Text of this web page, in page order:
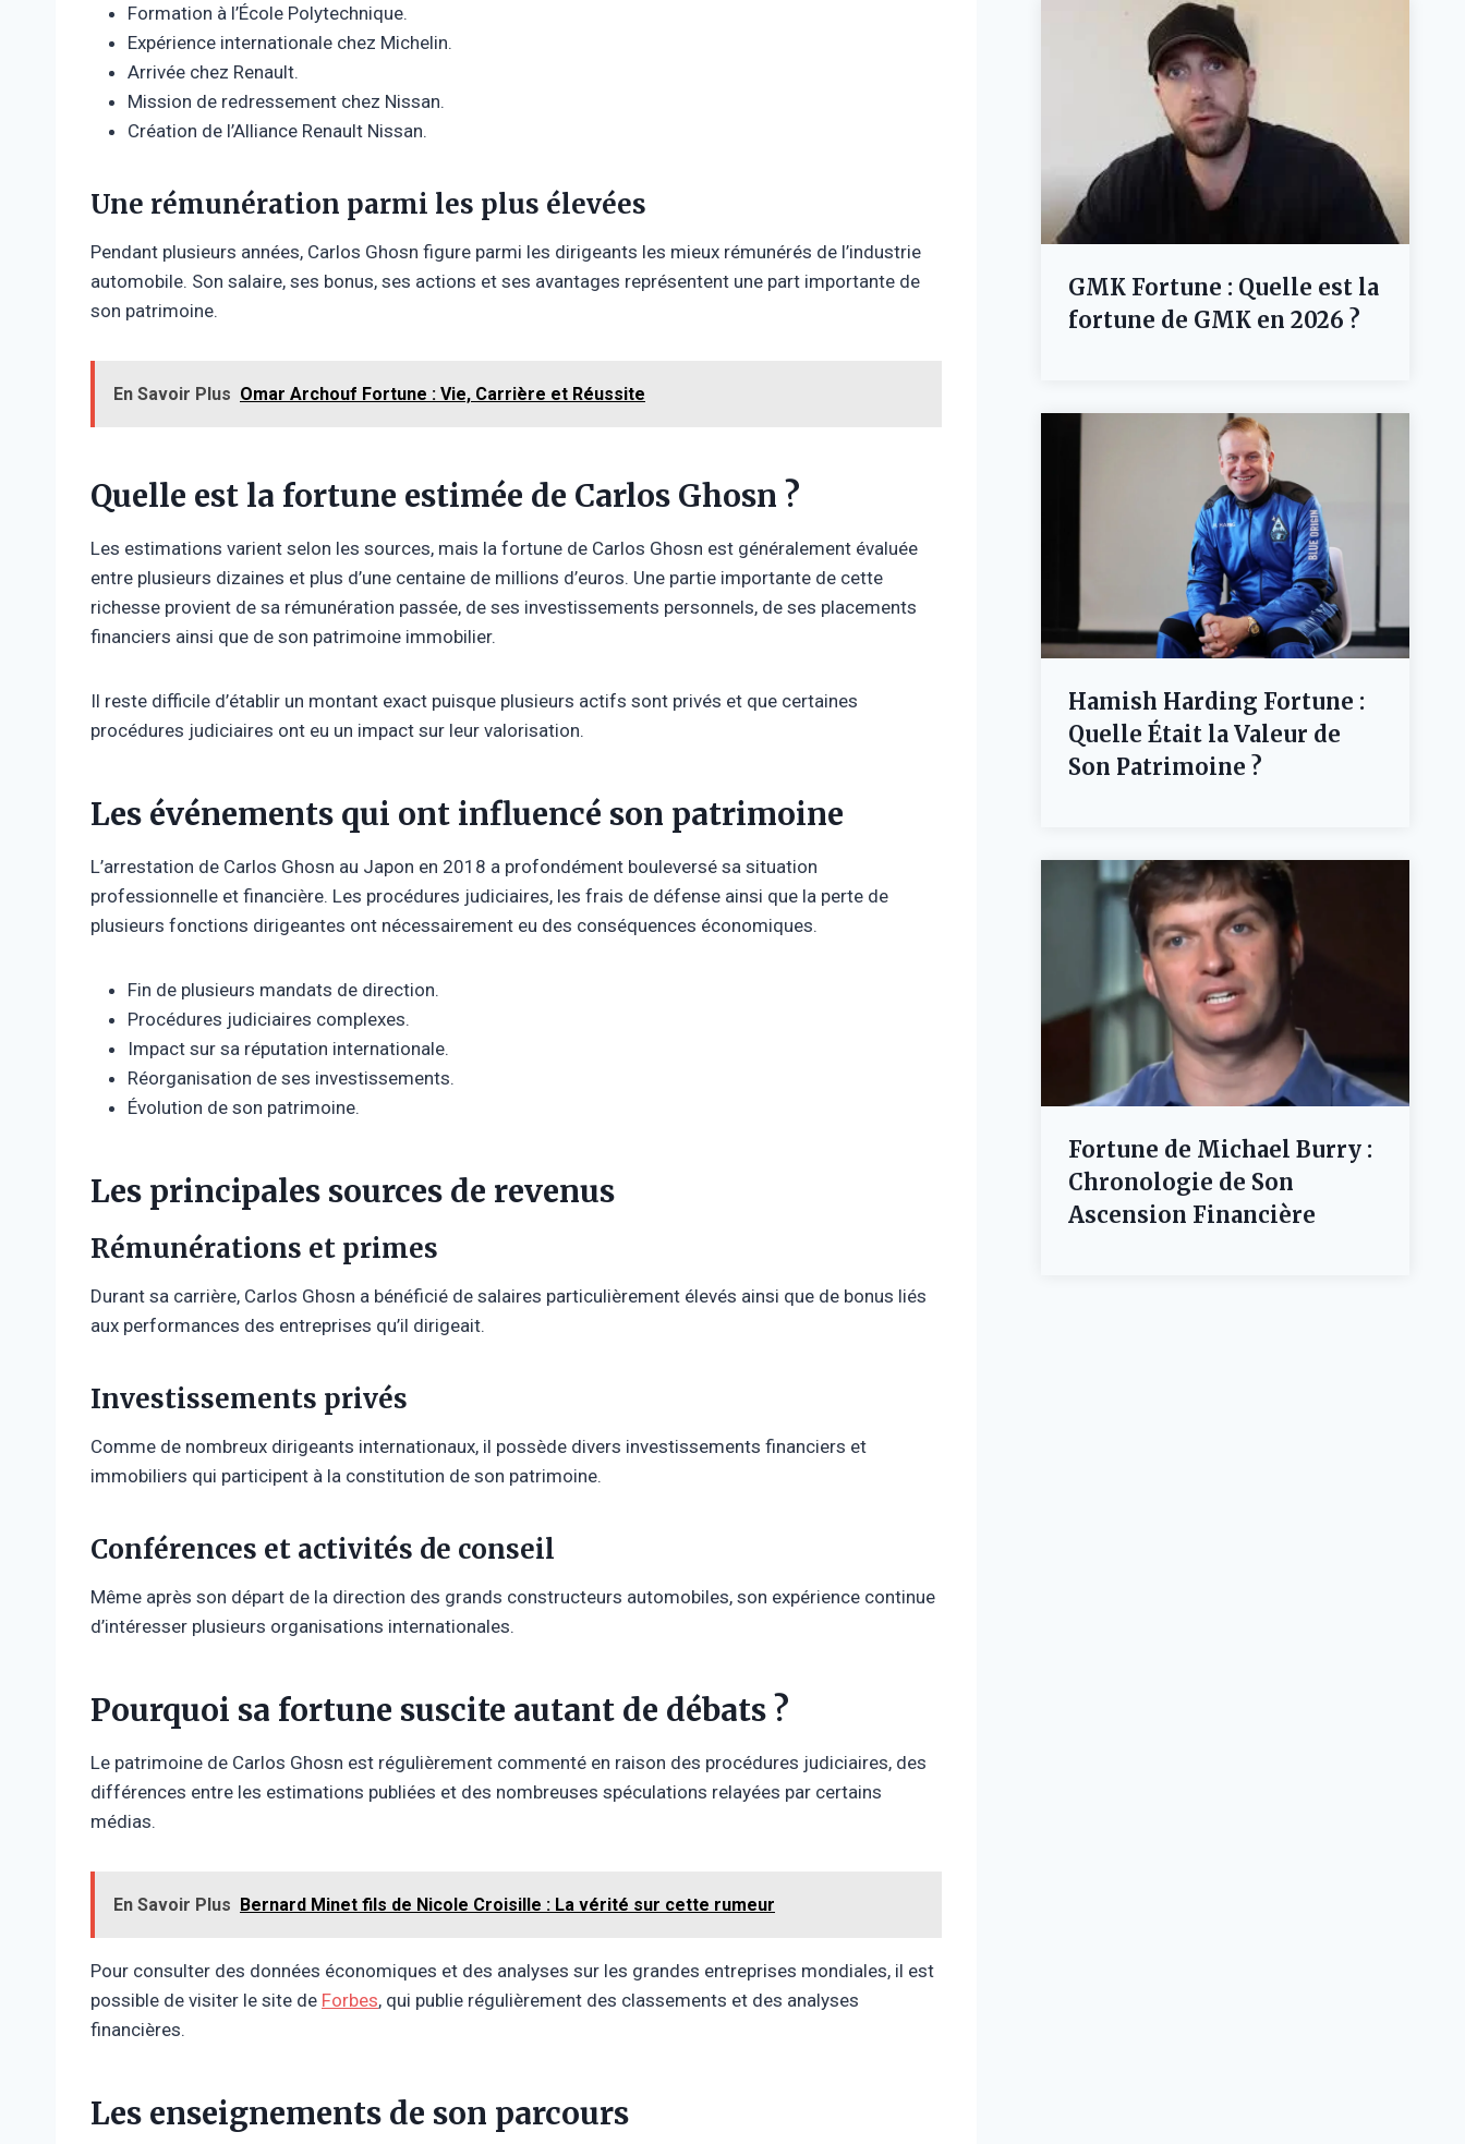
Formation à l’École Polytechnique.
Expérience internationale chez Michelin.
Arrivée chez Renault.
Mission de redressement chez Nissan.
Création de l’Alliance Renault Nissan.
Une rémunération parmi les plus élevées
Pendant plusieurs années, Carlos Ghosn figure parmi les dirigeants les mieux rémunérés de l’industrie
automobile. Son salaire, ses bonus, ses actions et ses avantages représentent une part importante de
son patrimoine.
En Savoir Plus Omar Archouf Fortune : Vie, Carrière et Réussite
Quelle est la fortune estimée de Carlos Ghosn ?
Les estimations varient selon les sources, mais la fortune de Carlos Ghosn est généralement évaluée
entre plusieurs dizaines et plus d’une centaine de millions d’euros. Une partie importante de cette
richesse provient de sa rémunération passée, de ses investissements personnels, de ses placements
financiers ainsi que de son patrimoine immobilier.
Il reste difficile d’établir un montant exact puisque plusieurs actifs sont privés et que certaines
procédures judiciaires ont eu un impact sur leur valorisation.
Les événements qui ont influencé son patrimoine
L’arrestation de Carlos Ghosn au Japon en 2018 a profondément bouleversé sa situation
professionnelle et financière. Les procédures judiciaires, les frais de défense ainsi que la perte de
plusieurs fonctions dirigeantes ont nécessairement eu des conséquences économiques.
Fin de plusieurs mandats de direction.
Procédures judiciaires complexes.
Impact sur sa réputation internationale.
Réorganisation de ses investissements.
Évolution de son patrimoine.
Les principales sources de revenus
Rémunérations et primes
Durant sa carrière, Carlos Ghosn a bénéficié de salaires particulièrement élevés ainsi que de bonus liés
aux performances des entreprises qu’il dirigeait.
Investissements privés
Comme de nombreux dirigeants internationaux, il possède divers investissements financiers et
immobiliers qui participent à la constitution de son patrimoine.
Conférences et activités de conseil
Même après son départ de la direction des grands constructeurs automobiles, son expérience continue
d’intéresser plusieurs organisations internationales.
Pourquoi sa fortune suscite autant de débats ?
Le patrimoine de Carlos Ghosn est régulièrement commenté en raison des procédures judiciaires, des
différences entre les estimations publiées et des nombreuses spéculations relayées par certains
médias.
En Savoir Plus Bernard Minet fils de Nicole Croisille : La vérité sur cette rumeur
Pour consulter des données économiques et des analyses sur les grandes entreprises mondiales, il est
possible de visiter le site de Forbes, qui publie régulièrement des classements et des analyses
financières.
Les enseignements de son parcours
GMK Fortune : Quelle est la
fortune de GMK en 2026 ?
Hamish Harding Fortune :
Quelle Était la Valeur de
Son Patrimoine ?
Fortune de Michael Burry :
Chronologie de Son
Ascension Financière